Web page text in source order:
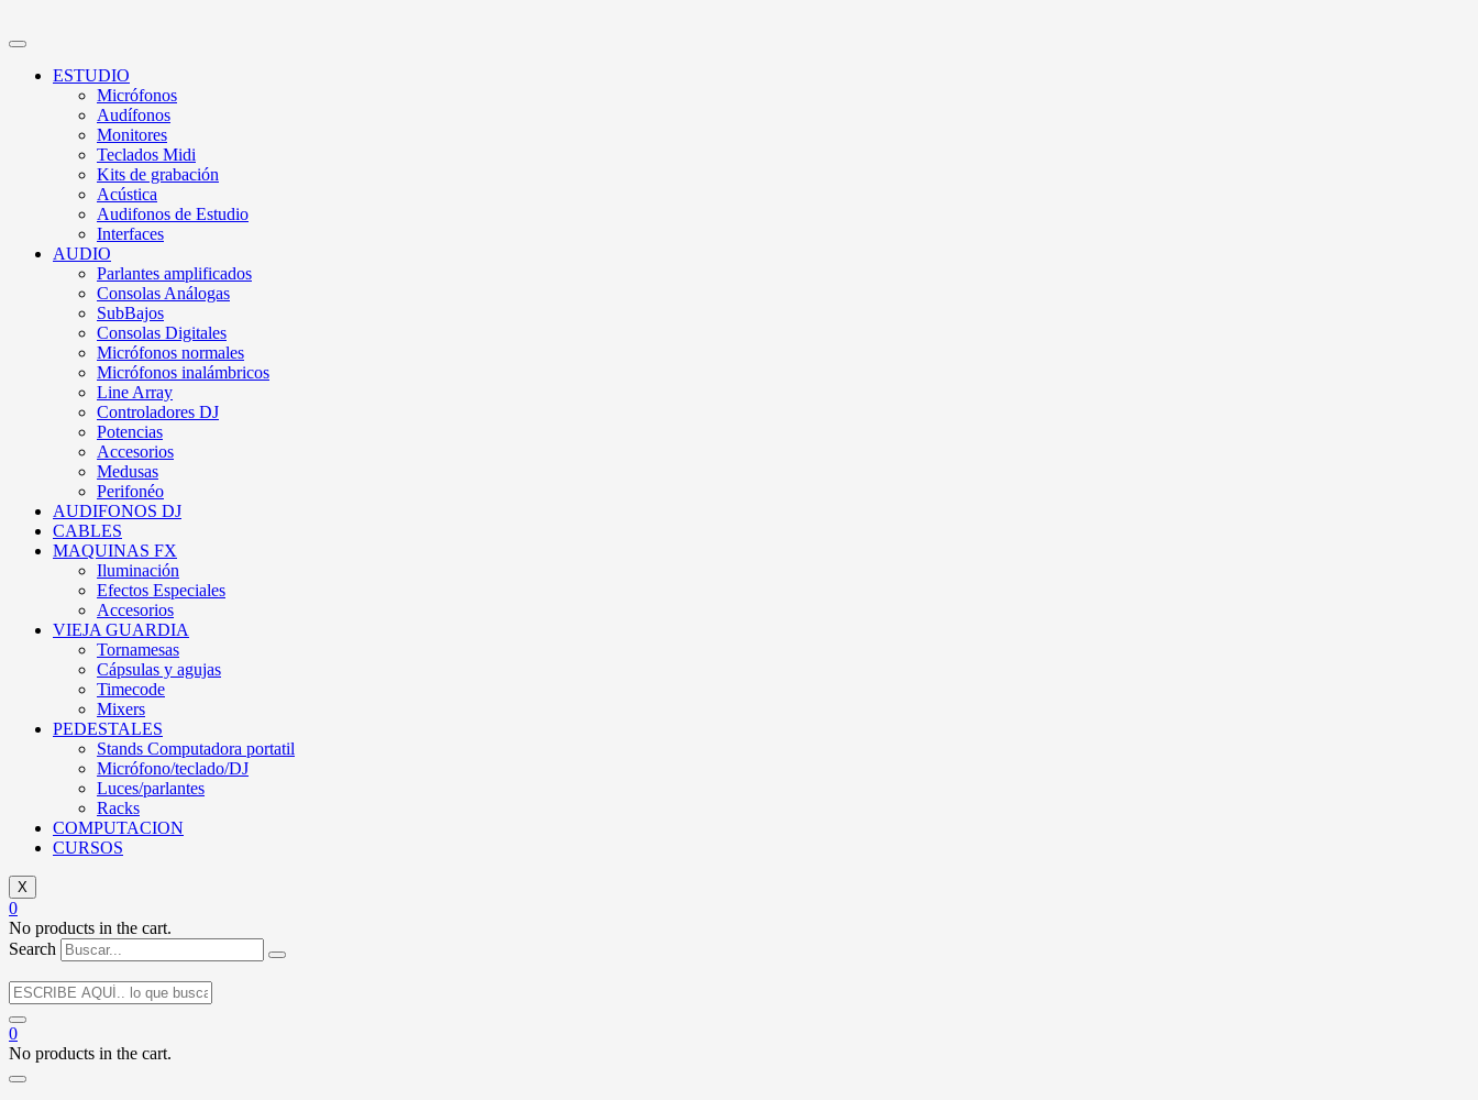
ESTUDIO
Micrófonos
Audífonos
Monitores
Teclados Midi
Kits de grabación
Acústica
Audifonos de Estudio
Interfaces
AUDIO
Parlantes amplificados
Consolas Análogas
SubBajos
Consolas Digitales
Micrófonos normales
Micrófonos inalámbricos
Line Array
Controladores DJ
Potencias
Accesorios
Medusas
Perifonéo
AUDIFONOS DJ
CABLES
MAQUINAS FX
Iluminación
Efectos Especiales
Accesorios
VIEJA GUARDIA
Tornamesas
Cápsulas y agujas
Timecode
Mixers
PEDESTALES
Stands Computadora portatil
Micrófono/teclado/DJ
Luces/parlantes
Racks
COMPUTACION
CURSOS
X
0
No products in the cart.
Search
0
No products in the cart.